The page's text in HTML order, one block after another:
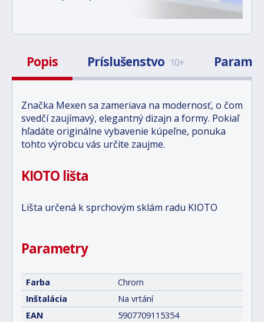
Popis Príslušenstvo 10+
Značka Mexen sa zameriava na modernosť, o čom
svedčí zaujímavý, elegantný dizajn a formy. Pokiaľ
hľadáte originálne vybavenie kúpeľne, ponuka
tohto výrobcu vás určite zaujme.
KIOTO lišta
Lišta určená k sprchovým sklám radu KIOTO
Parametry
Farba
Chrom
Inštalácia
Na vrtání
EAN
5907709115354